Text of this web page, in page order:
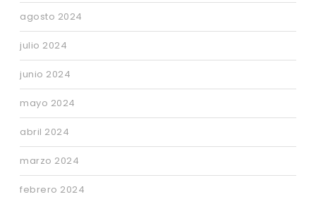
agosto 2024
julio 2024
junio 2024
mayo 2024
abril 2024
marzo 2024
febrero 2024